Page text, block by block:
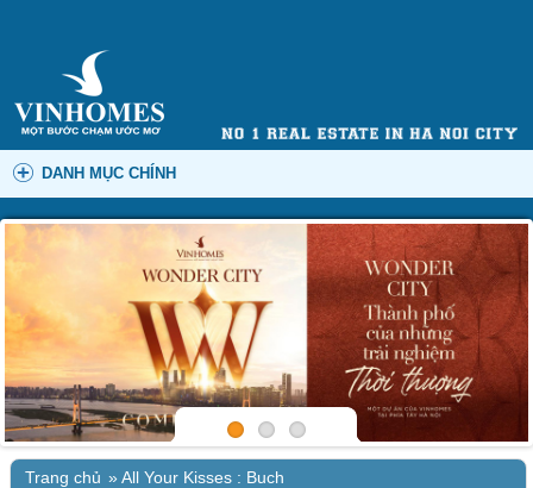
DANH MỤC CHÍNH
Trang chủ »All Your Kisses : Buch